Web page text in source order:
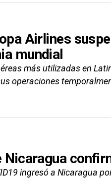
Airlines
mundial
más utilizadas en
operaciones
Nicaragua
ingresó a Nicaragua